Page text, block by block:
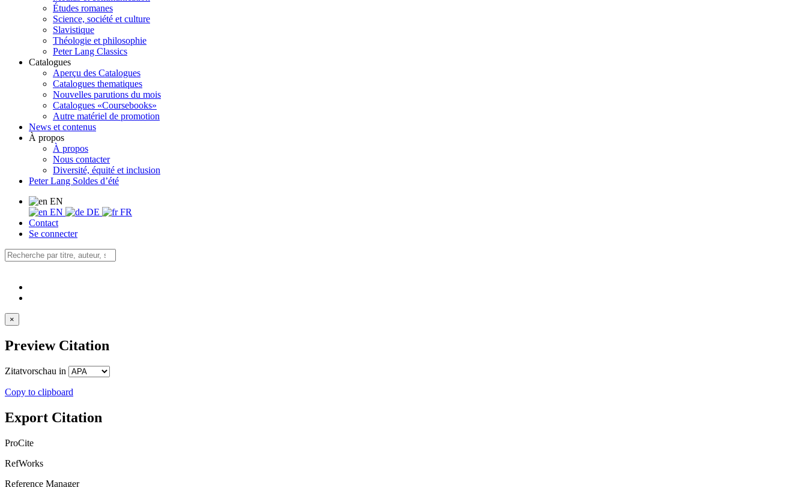
Études romanes
Science, société et culture
Slavistique
Théologie et philosophie
Peter Lang Classics
Catalogues
Aperçu des Catalogues
Catalogues thematiques
Nouvelles parutions du mois
Catalogues «Coursebooks»
Autre matériel de promotion
News et contenus
À propos
À propos
Nous contacter
Diversité, équité et inclusion
Peter Lang Soldes d’été
EN
EN
DE
FR
Contact
Se connecter
×
Preview Citation
Zitatvorschau in
Copy to clipboard
Export Citation
ProCite
RefWorks
Reference Manager